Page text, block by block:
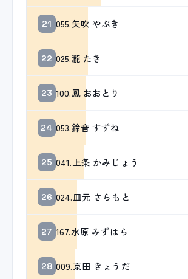
21 055.矢吹 やぶき
22 025.瀧 たき
23 100.鳳 おおとり
24 053.鈴音 すずね
25 041.上条 かみじょう
26 024.皿元 さらもと
27 167.水原 みずはら
28 009.京田 きょうだ